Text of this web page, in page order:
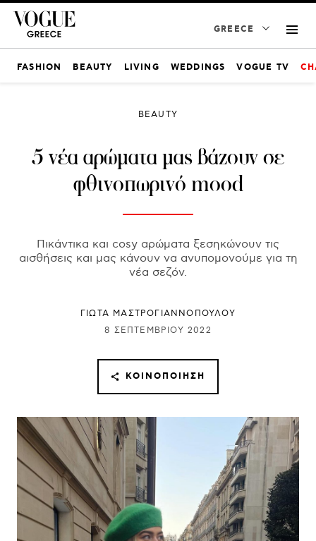
GREECE
FASHION BEAUTY LIVING WEDDINGS VOGUE TV
BEAUTY
5 νέα αρώματα μας βάζουν σε
φθινοπωρινό mood
Πικάντικα και cosy αρώματα ξεσηκώνουν τις
αισθήσεις και μας κάνουν να ανυπομονούμε για τη
νέα σεζόν.
ΓΙΩΤΑ ΜΑΣΤΡΟΓΙΑΝΝΟΠΟΥΛΟΥ
8 ΣΕΠΤΕΜΒΡΊΟΥ 2022
ΚΟΙΝΟΠΟΊΗΣΗ